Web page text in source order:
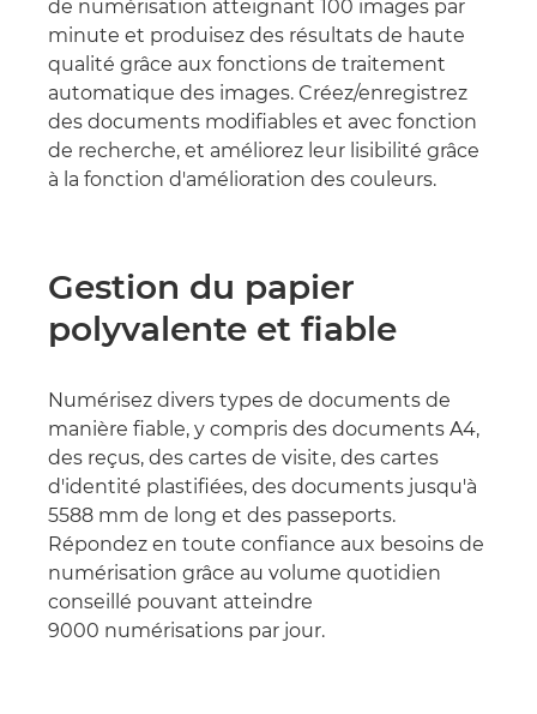
de numérisation atteignant 100 images par
minute et produisez des résultats de haute
qualité grâce aux fonctions de traitement
automatique des images. Créez/enregistrez
des documents modifiables et avec fonction
de recherche, et améliorez leur lisibilité grâce
à la fonction d'amélioration des couleurs.
Gestion du papier
polyvalente et fiable
Numérisez divers types de documents de
manière fiable, y compris des documents A4,
des reçus, des cartes de visite, des cartes
d'identité plastifiées, des documents jusqu'à
5588 mm de long et des passeports.
Répondez en toute confiance aux besoins de
numérisation grâce au volume quotidien
conseillé pouvant atteindre
9000 numérisations par jour.